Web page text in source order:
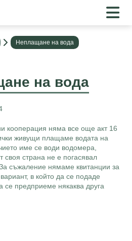
Неплащане на вода
на вода
кооперация няма все още акт 16
живущи плащаме водата на
име се води водомера,
своя страна не е погасявал
съжаление нямаме квитанции за
в който да се подаде
предприеме някаква друга